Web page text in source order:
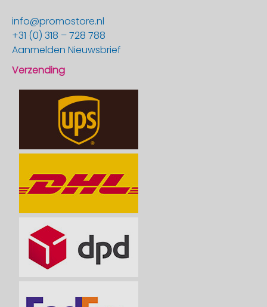
info@promostore.nl
+31 (0) 318 – 728 788
Aanmelden Nieuwsbrief
Verzending